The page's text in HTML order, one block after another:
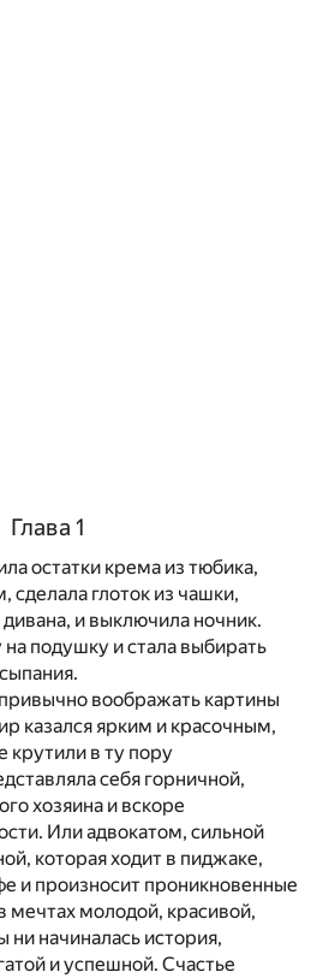
Глава 1
остатки крема из тюбика,
сделала глоток из чашки,
и выключила ночник.
подушку и стала выбирать
воображать картины
казался ярким и красочным,
крутили в ту пору
себя горничной,
хозяина и вскоре
Или адвокатом, сильной
которая ходит в пиджаке,
и произносит проникновенные
мечтах молодой, красивой,
ни начиналась история,
и успешной. Счастье